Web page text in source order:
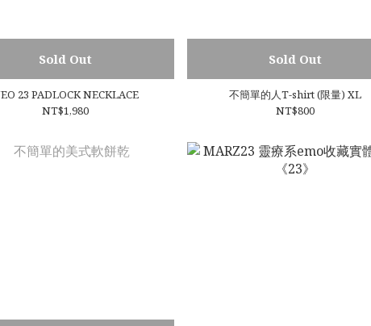
Sold Out
23 PADLOCK NECKLACE
NT$1,980
Sold Out
不簡單的人T-shirt (限量) XL
NT$800